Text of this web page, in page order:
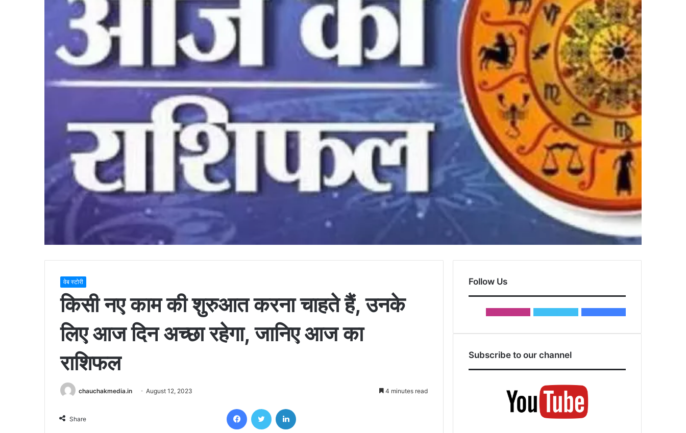
वेब स्टोरी
किसी नए काम की शुरुआत करना चाहते हैं, उनके
लिए आज दिन अच्छा रहेगा, जानिए आज का
राशिफल
chauchakmedia.in August 12, 2023 4 minutes read
Share
Follow Us
Subscribe to our channel